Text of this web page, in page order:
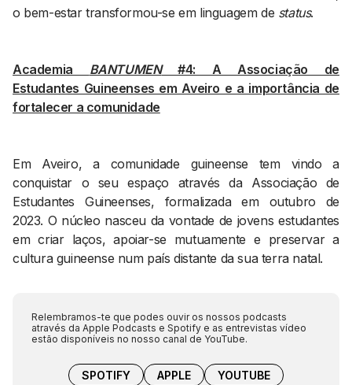
o bem-estar transformou-se em linguagem de status.
Academia BANTUMEN#4: A Associação de
Estudantes Guineenses em Aveiro e a importância de
fortalecer a comunidade
Em Aveiro, a comunidade guineense tem vindo a
conquistar o seu espaço através da Associação de
Estudantes Guineenses, formalizada em outubro de
2023. O núcleo nasceu da vontade de jovens estudantes
em criar laços, apoiar-se mutuamente e preservar a
cultura guineense num país distante da sua terra natal.
Relembramos-te que podes ouvir os nossos podcasts
através da Apple Podcasts e Spotify e as entrevistas vídeo
estão disponíveis no nosso canal de YouTube.
SPOTIFY APPLE YOUTUBE